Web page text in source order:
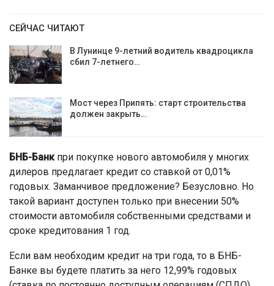
СЕЙЧАС ЧИТАЮТ
В Лунинце 9-летний водитель квадроцикла
сбил 7-летнего…
Мост через Припять: старт строительства
должен закрыть…
БНБ-Банк при покупке нового автомобиля у многих
дилеров предлагает кредит со ставкой от 0,01%
годовых. Заманчивое предложение? Безусловно. Но
такой вариант доступен только при внесении 50%
стоимости автомобиля собственными средствами и
сроке кредитования 1 год.
Если вам необходим кредит на три года, то в БНБ-
Банке вы будете платить за него 12,99% годовых